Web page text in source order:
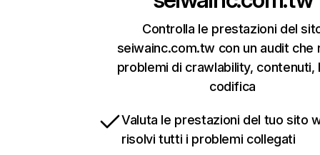
Controlla le prestazioni del
seiwainc.com.tw con un audit che
problemi di crawlability, contenuti,
codifica
Valuta le prestazioni del tuo sito
risolvi tutti i problemi collegati